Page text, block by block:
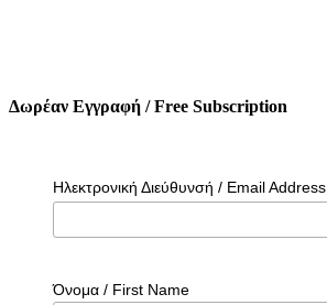
Δωρέαν Εγγραφή / Free Subscription
Ηλεκτρονική Διεύθυνσή / Email Address
Όνομα / First Name